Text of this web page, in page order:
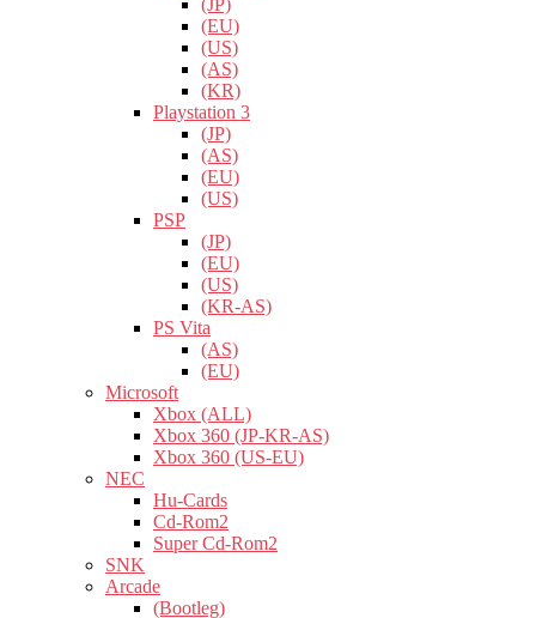
(JP)
(EU)
(US)
(AS)
(KR)
Playstation 3
(JP)
(AS)
(EU)
(US)
PSP
(JP)
(EU)
(US)
(KR-AS)
PS Vita
(AS)
(EU)
Microsoft
Xbox (ALL)
Xbox 360 (JP-KR-AS)
Xbox 360 (US-EU)
NEC
Hu-Cards
Cd-Rom2
Super Cd-Rom2
SNK
Arcade
(Bootleg)